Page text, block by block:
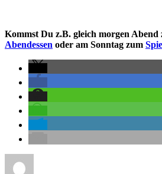
Kommst Du z.B. gleich morgen Abend
Abendessen oder am Sonntag zum